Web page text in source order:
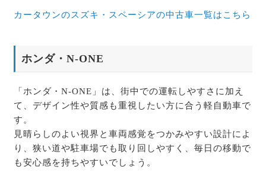
カータウンのスズキ・スペーシアの中古車一覧はこちら
ホンダ・N-ONE
「ホンダ・N-ONE」は、街中での運転しやすさに加え
て、デザイン性や質感も重視したい方に合う軽自動車で
す。
見晴らしのよい視界と車両感覚をつかみやすい設計によ
り、狭い道や駐車場でも取り回しやすく、毎日の移動で
も安心感を持ちやすいでしょう。